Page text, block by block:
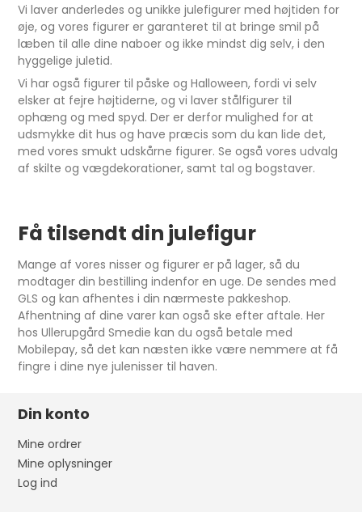
Vi laver anderledes og unikke julefigurer med højtiden for
øje, og vores figurer er garanteret til at bringe smil på
læben til alle dine naboer og ikke mindst dig selv, i den
hyggelige juletid.
Vi har også figurer til påske og Halloween, fordi vi selv
elsker at fejre højtiderne, og vi laver stålfigurer til
ophæng og med spyd. Der er derfor mulighed for at
udsmykke dit hus og have præcis som du kan lide det,
med vores smukt udskårne figurer. Se også vores udvalg
af skilte og vægdekorationer, samt tal og bogstaver.
Få tilsendt din julefigur
Mange af vores nisser og figurer er på lager, så du
modtager din bestilling indenfor en uge. De sendes med
GLS og kan afhentes i din nærmeste pakkeshop.
Afhentning af dine varer kan også ske efter aftale. Her
hos Ullerupgård Smedie kan du også betale med
Mobilepay, så det kan næsten ikke være nemmere at få
fingre i dine nye julenisser til haven.
Din konto
Mine ordrer
Mine oplysninger
Log ind